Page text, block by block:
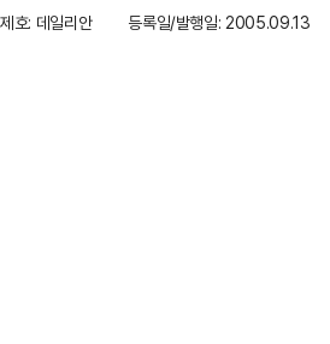
제호: 데일리안
등록일/발행일: 2005.09.13